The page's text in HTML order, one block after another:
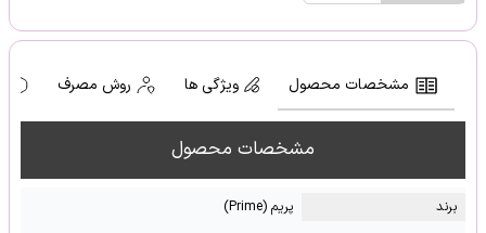
مشخصات محصول ویژگی ها روش مصرف
مشخصات محصول
برند پریم (Prime)